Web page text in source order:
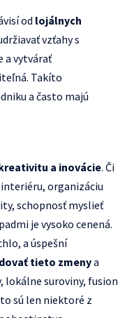
od lojálnych
vzťahy s
a vytvárať
Takíto
a často majú
a inovácie. Či
organizáciu
schopnosť myslieť
je vysoko cenená.
a úspešní
tieto zmenya
lokálne suroviny, fusion
sú len niektoré z